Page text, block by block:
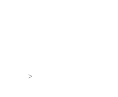
>